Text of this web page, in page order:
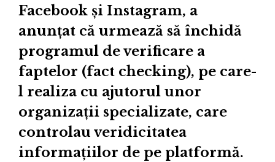
Facebook și Instagram, a
anunțat că urmează să închidă
programul de verificare a
faptelor (fact checking), pe care-
l realiza cu ajutorul unor
organizații specializate, care
controlau veridicitatea
informațiilor de pe platformă.